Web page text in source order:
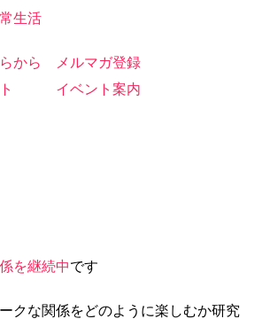
生活
らから
メルマガ登録
ント イベント案内
を継続中です
クな関係をどのように楽しむか研究